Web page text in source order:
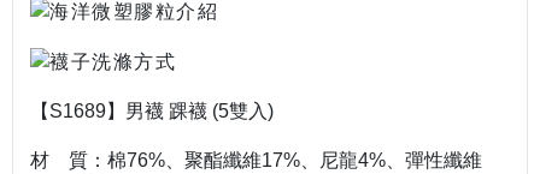
【S1689】男襪 踝襪 (5雙入)
材 質：棉76%、聚酯纖維17%、尼龍4%、彈性纖維